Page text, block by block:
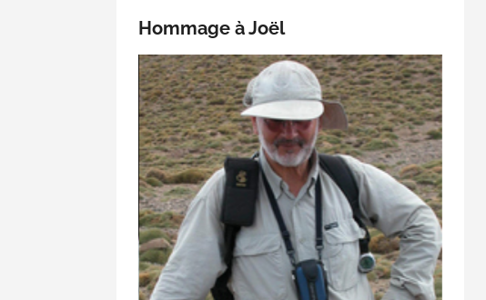
Hommage à Joël